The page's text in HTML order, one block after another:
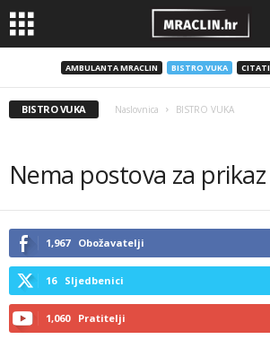
AMBULANTA MRACLIN BISTRO VUKA
BISTRO VUKA Naslovnica BISTRO VUKA
Nema postova za prikaz
1,967 Obožavatelji
16 Sljedbenici
1,060 Pratitelji